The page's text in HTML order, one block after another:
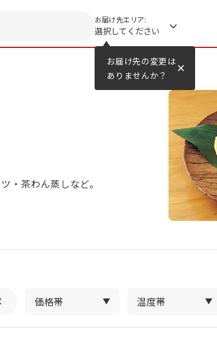
お届け先の変更は
ありませんか？
お届け先エリア:
選択してください
・茶わん蒸しなど。
価格帯 温度帯